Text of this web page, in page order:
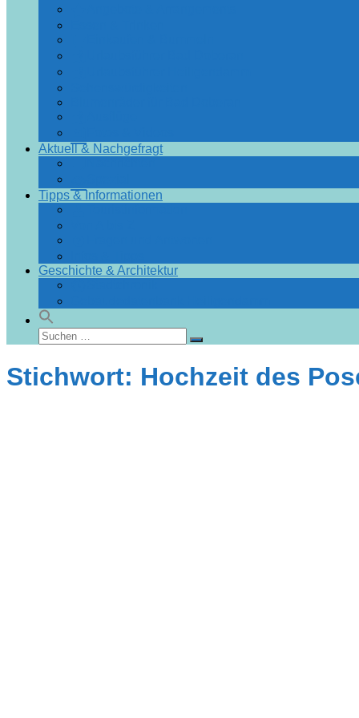
Aktuell & Nachgefragt
Tipps & Informationen
Geschichte & Architektur
Suchen
nach:
Suchen
Stichwort: Hochzeit des